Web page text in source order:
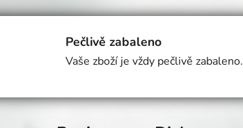
Pečlivě zabaleno
Vaše zboží je vždy pečlivě zabaleno.